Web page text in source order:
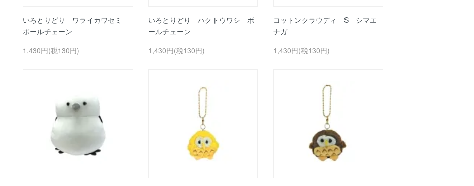
いろとりどり ワライカワセミ
ボールチェーン
1,430円(税130円)
いろとりどり ハクトウワシ ボ
ールチェーン
1,430円(税130円)
コットンクラウディ S シマエ
ナガ
1,430円(税130円)